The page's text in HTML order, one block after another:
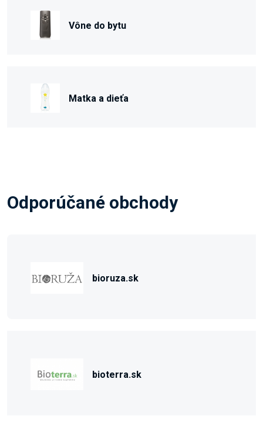
Vône do bytu
Matka a dieťa
Odporúčané obchody
bioruza.sk
bioterra.sk